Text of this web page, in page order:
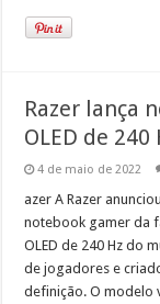
Razer lança
OLED de 240
4 de maio de 2022
azer A Razer
notebook gamer da
OLED de 240 Hz do
de jogadores e
definição. O modelo